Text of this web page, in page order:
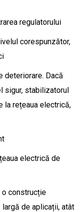
regulatorului
corespunzător,
deteriorare. Dacă
sigur, stabilizatorul
la rețeaua electrică,
electrică de
o construcție
de aplicații, atât